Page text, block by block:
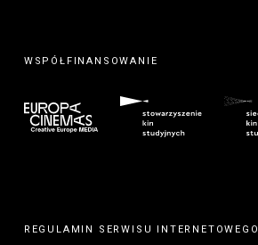
WSPÓŁFINANSOWANIE
REGULAMIN SERWISU INTERNETOWEGO